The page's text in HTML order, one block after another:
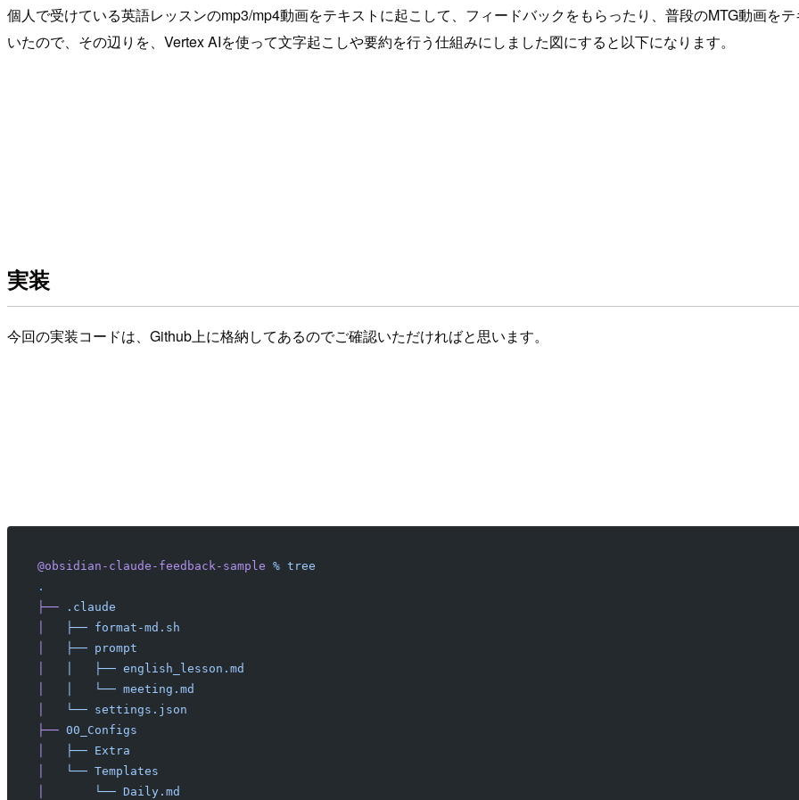
個人で受けている英語レッスンのmp3/mp4動画をテキストに起こして、フィードバックをもらったり、普段のMTG動画を
いたので、その辺りを、Vertex AIを使って文字起こしや要約を行う仕組みにしました図にすると以下になります。
実装
今回の実装コードは、Github上に格納してあるのでご確認いただければと思います。
@obsidian-claude-feedback-sample % tree
.
├── .claude
   ├──
format-md.sh
   ├──
prompt
   ├──
english_lesson.md
   └──
meeting.md
   └──
settings.json
├── 00_Configs
   ├──
Extra
   └──
Templates
       └──
Daily.md